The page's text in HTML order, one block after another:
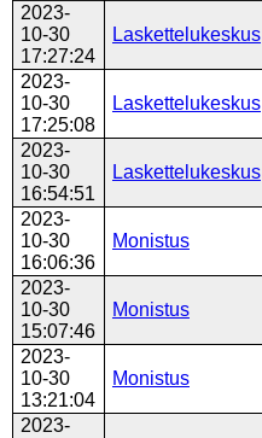
2023-
10-30
17:27:24
Laskettelukeskus
2023-
10-30
17:25:08
Laskettelukeskus
2023-
10-30
16:54:51
Laskettelukeskus
2023-
10-30
16:06:36
Monistus
2023-
10-30
15:07:46
Monistus
2023-
10-30
13:21:04
Monistus
2023-